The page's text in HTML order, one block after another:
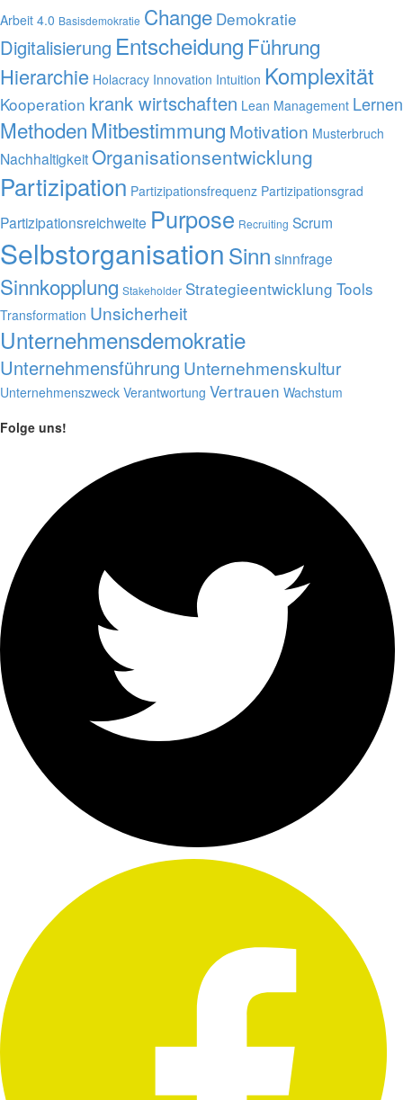
Arbeit 4.0 Basisdemokratie Change Demokratie
Digitalisierung Entscheidung Führung
Hierarchie Holacracy Innovation Intuition Komplexität
Kooperation krank wirtschaften Lean Management Lernen
MethodenMitbestimmung Motivation Musterbruch
NachhaltigkeitOrganisationsentwicklung
Partizipation Partizipationsfrequenz Partizipationsgrad
Partizipationsreichweite Purpose Recruiting Scrum
Selbstorganisation Sinn sinnfrage
Sinnkopplung Stakeholder Strategieentwicklung Tools
Transformation Unsicherheit
Unternehmensdemokratie
Unternehmensführung Unternehmenskultur
Unternehmenszweck Verantwortung Vertrauen Wachstum
Folge uns!